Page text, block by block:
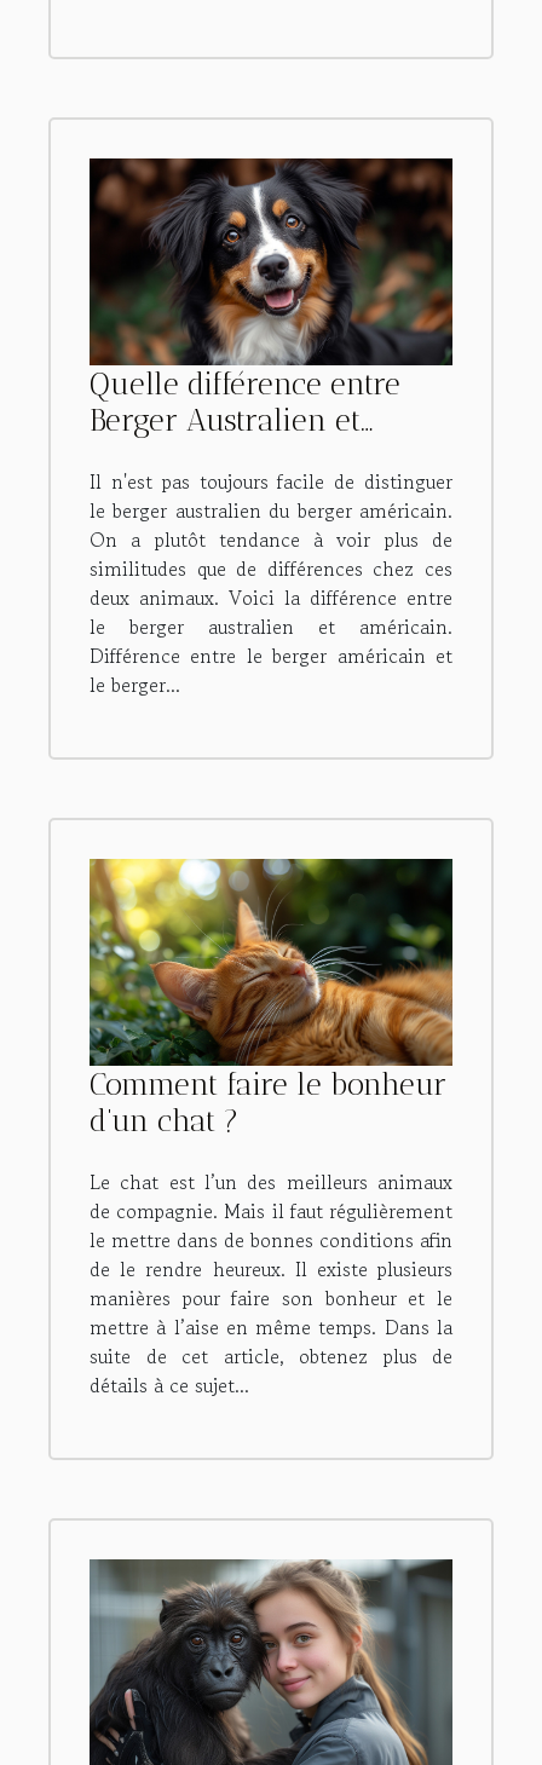
Quelle différence entre
Berger Australien et
Il n'est pas toujours facile de distinguer
le berger australien du berger américain.
On a plutôt tendance à voir plus de
similitudes que de différences chez ces
deux animaux. Voici la différence entre
le berger australien et américain.
Différence entre le berger américain et
le berger...
Comment faire le bonheur
d’un chat ?
Le chat est l’un des meilleurs animaux
de compagnie. Mais il faut régulièrement
le mettre dans de bonnes conditions afin
de le rendre heureux. Il existe plusieurs
manières pour faire son bonheur et le
mettre à l’aise en même temps. Dans la
suite de cet article, obtenez plus de
détails à ce sujet...